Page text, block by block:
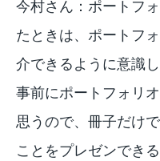
今村さん：ポートフ
たときは、ポートフ
介できるように意識
事前にポートフォリ
思うので、冊子だけ
ことをプレゼンでき